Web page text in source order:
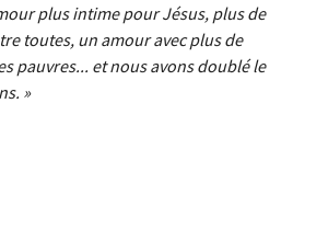
plus intime pour Jésus, plus de
toutes, un amour avec plus de
pauvres... et nous avons doublé le
»